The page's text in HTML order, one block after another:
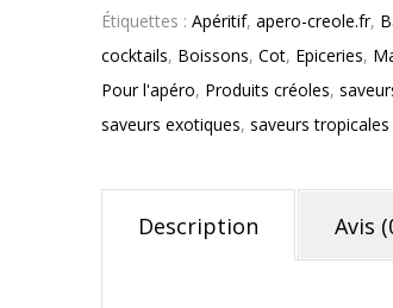
Étiquettes : Apéritif, apero-creole.fr,
cocktails, Boissons, Cot, Epiceries,
Pour l'apéro, Produits créoles,
saveurs exotiques, saveurs tropicales
Description Avis